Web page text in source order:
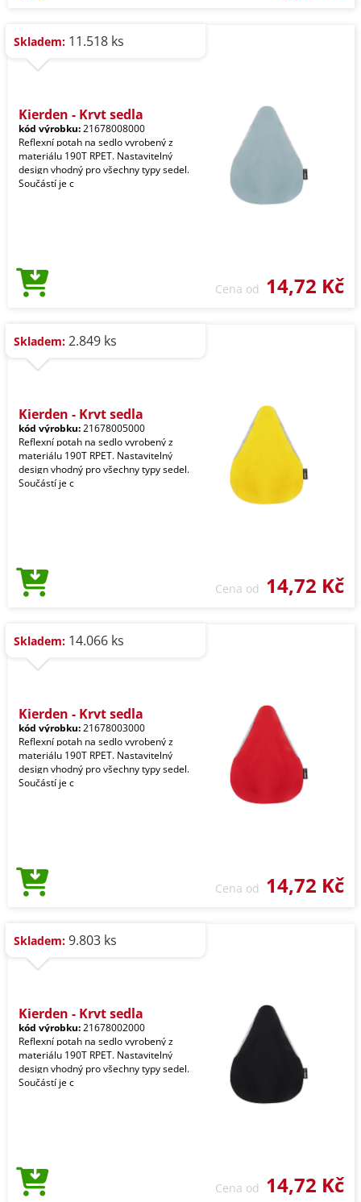
Skladem: 11.518 ks
Kierden - Kryt sedla
kód výrobku:21678008000
Reflexní potah na sedlo vyrobený z
materiálu 190T RPET. Nastavitelný
design vhodný pro všechny typy sedel.
Součástí je c
Cena od 14,72 Kč
Skladem: 2.849 ks
Kierden - Kryt sedla
kód výrobku:21678005000
Reflexní potah na sedlo vyrobený z
materiálu 190T RPET. Nastavitelný
design vhodný pro všechny typy sedel.
Součástí je c
Cena od 14,72 Kč
Skladem: 14.066 ks
Kierden - Kryt sedla
kód výrobku:21678003000
Reflexní potah na sedlo vyrobený z
materiálu 190T RPET. Nastavitelný
design vhodný pro všechny typy sedel.
Součástí je c
Cena od 14,72 Kč
Skladem: 9.803 ks
Kierden - Kryt sedla
kód výrobku:21678002000
Reflexní potah na sedlo vyrobený z
materiálu 190T RPET. Nastavitelný
design vhodný pro všechny typy sedel.
Součástí je c
Cena od 14,72 Kč